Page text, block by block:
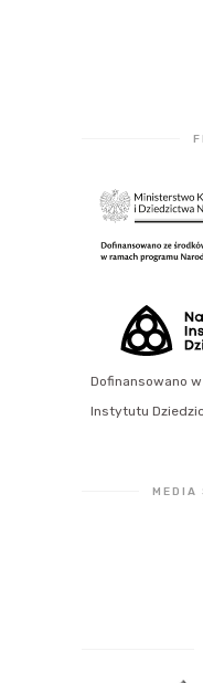
Dofinansowano
Instytutu
MEDIA